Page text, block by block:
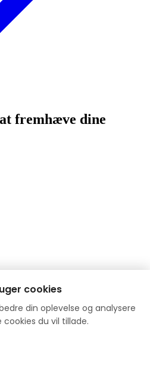
fremhæve dine
cookies
din oplevelse og analysere
du vil tillade.